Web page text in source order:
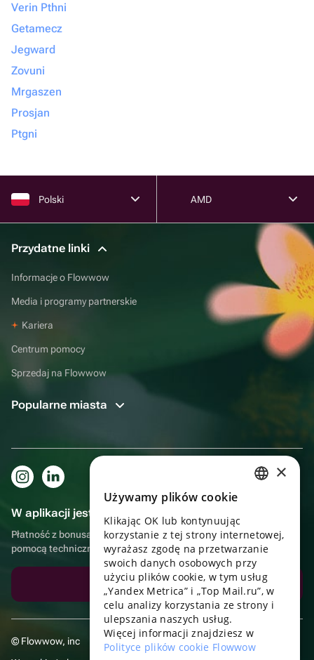
Verin Pthni
Getamecz
Jegward
Zovuni
Mrgaszen
Prosjan
Ptgni
Polski AMD
Przydatne linki
Informacje o Flowwow
Media i programy partnerskie
Kariera
Centrum pomocy
Sprzedaj na Flowwow
Popularne miasta
W aplikacji jest to jeszcze wygodniejsze!
Płatność z bonusami, samodzielna dostawa, wygodny czat z
pomocą techniczną
Pobierz aplikację
© Flowwow, inc
UKRAINIAN
PORTUGUESE
SPANISH
×
Używamy plików cookie
Klikając OK lub kontynuując
korzystanie z tej strony internetowej,
wyrażasz zgodę na przetwarzanie
swoich danych osobowych przy
użyciu plików cookie, w tym usług
„Yandex Metrica” i „Top Mail.ru”, w
celu analizy korzystania ze strony i
ulepszania naszych usług.
Więcej informacji znajdziesz w
Polityce plików cookie Flowwow